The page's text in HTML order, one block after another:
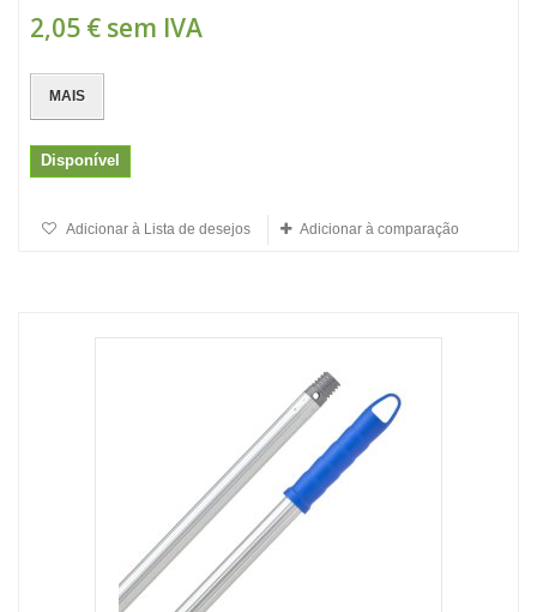
2,05 € sem IVA
MAIS
Disponível
Adicionar à Lista de desejos Adicionar à comparação